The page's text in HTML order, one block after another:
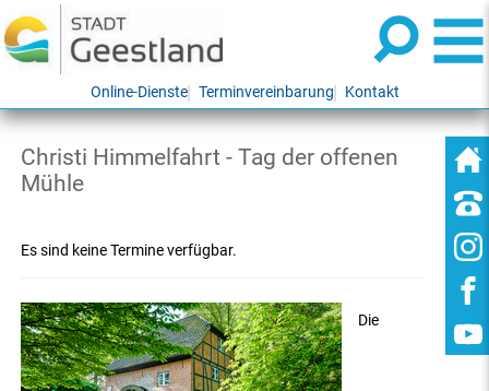
Online-Dienste Terminvereinbarung Kontakt
Christi Himmelfahrt - Tag der offenen
Mühle
Es sind keine Termine verfügbar.
Die